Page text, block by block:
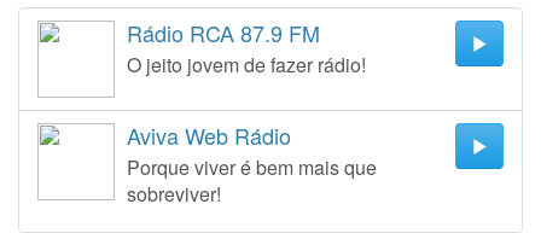
Rádio RCA 87.9 FM
O jeito jovem de fazer rádio!
Aviva Web Rádio
Porque viver é bem mais que
sobreviver!